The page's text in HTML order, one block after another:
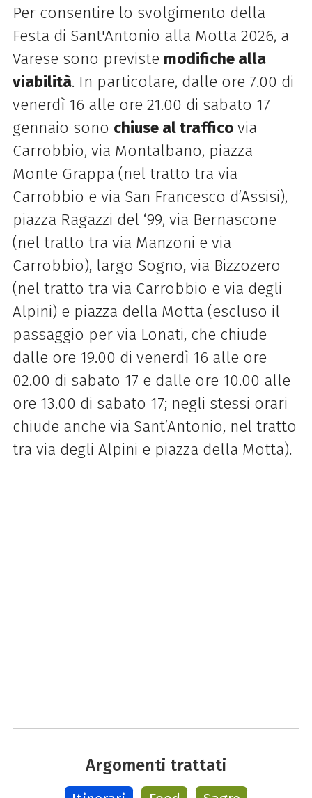
Per consentire lo svolgimento della
Festa di Sant'Antonio alla Motta 2026, a
Varese sono previste modifiche alla
viabilità. In particolare, dalle ore 7.00 di
venerdì 16 alle ore 21.00 di sabato 17
gennaio sono chiuse al trafficovia
Carrobbio, via Montalbano, piazza
Monte Grappa (nel tratto tra via
Carrobbio e via San Francesco d’Assisi),
piazza Ragazzi del ‘99, via Bernascone
(nel tratto tra via Manzoni e via
Carrobbio), largo Sogno, via Bizzozero
(nel tratto tra via Carrobbio e via degli
Alpini) e piazza della Motta (escluso il
passaggio per via Lonati, che chiude
dalle ore 19.00 di venerdì 16 alle ore
02.00 di sabato 17 e dalle ore 10.00 alle
ore 13.00 di sabato 17; negli stessi orari
chiude anche via Sant’Antonio, nel tratto
tra via degli Alpini e piazza della Motta).
Argomenti trattati